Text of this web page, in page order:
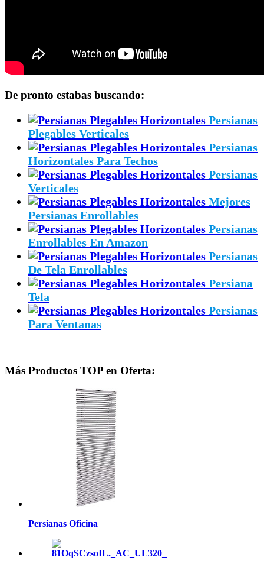
De pronto estabas buscando:
Persianas
Plegables Verticales
Persianas
Horizontales Para Techos
Persianas
Verticales
Mejores
Persianas Enrollables
Persianas
Enrollables En Amazon
Persianas
De Tela Enrollables
Persiana
Tela
Persianas
Para Ventanas
Más Productos TOP en Oferta:
Persianas Oficina